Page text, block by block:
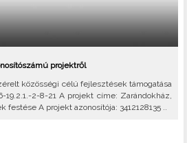
projektről
közösségi célú fejlesztések támogatása
19.2.1.-2-8-21 A projekt címe: Zarándokház,
A projekt azonosítója: 3412128135 ..